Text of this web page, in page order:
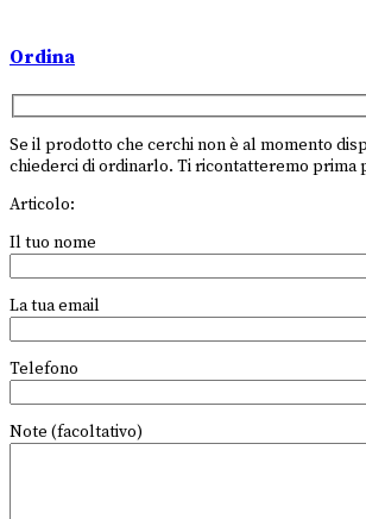
Ordina
Se il prodotto che cerchi non è al momento
chiederci di ordinarlo. Ti ricontatteremo prima
Articolo:
Il tuo nome
La tua email
Telefono
Note (facoltativo)